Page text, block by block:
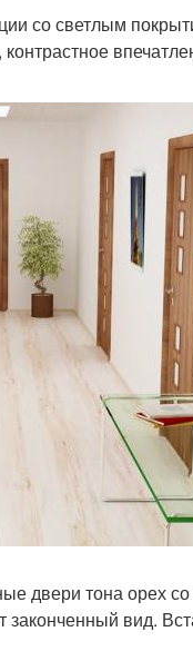
со светлым
двери тона орех
законченный вид.